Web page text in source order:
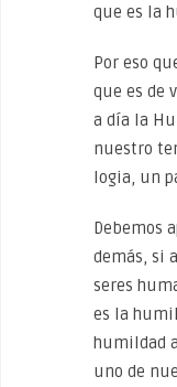
que es la
Por eso
que es de
a día la
nuestro
logia, un
Debemos
demás, si
seres
es la
humildad
uno de